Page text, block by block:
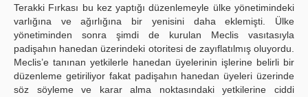
Terakki Fırkası bu kez yaptığı düzenlemeyle ülke yönetimindeki
varlığına ve ağırlığına bir yenisini daha eklemişti. Ülke
yönetiminden sonra şimdi de kurulan Meclis vasıtasıyla
padişahın hanedan üzerindeki otoritesi de zayıflatılmış oluyordu.
Meclis’e tanınan yetkilerle hanedan üyelerinin işlerine belirli bir
düzenleme getiriliyor fakat padişahın hanedan üyeleri üzerinde
söz söyleme ve karar alma noktasındaki yetkilerine ciddi